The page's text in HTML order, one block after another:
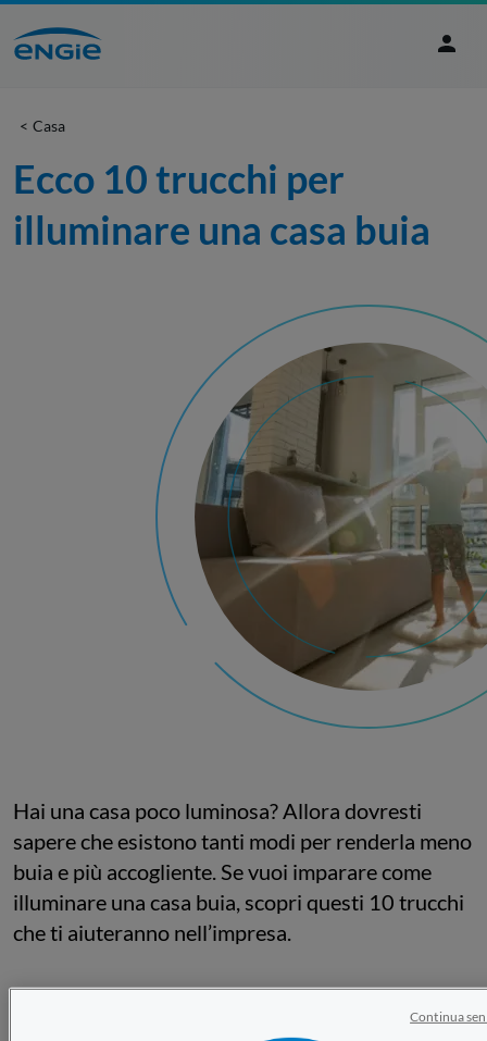
Casa
Ecco 10 trucchi per
illuminare una casa buia
Hai una casa poco luminosa? Allora dovresti
sapere che esistono tanti modi per renderla meno
buia e più accogliente. Se vuoi imparare come
illuminare una casa buia, scopri questi 10 trucchi
che ti aiuteranno nell’impresa.
Illuminare una casa poco luminosa
Continua